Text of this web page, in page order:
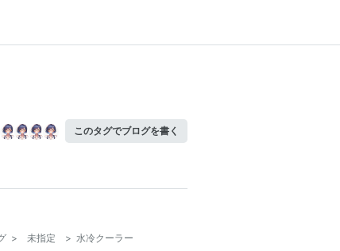
このタグでブログを書く
> 未指定 > 水冷クーラー